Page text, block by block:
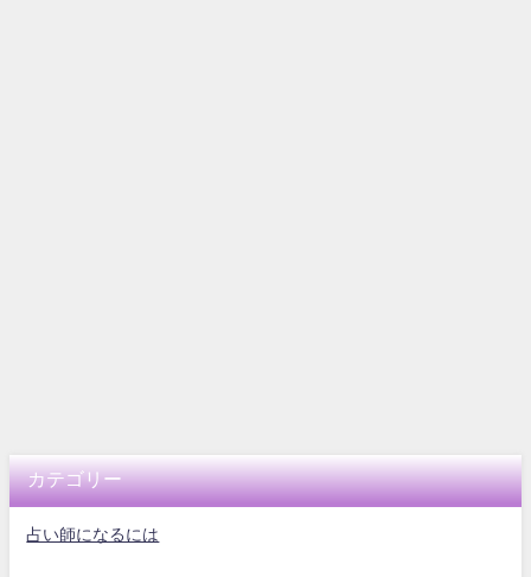
カテゴリー
占い師になるには